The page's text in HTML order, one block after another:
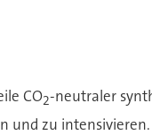
CO2-neutraler
und zu